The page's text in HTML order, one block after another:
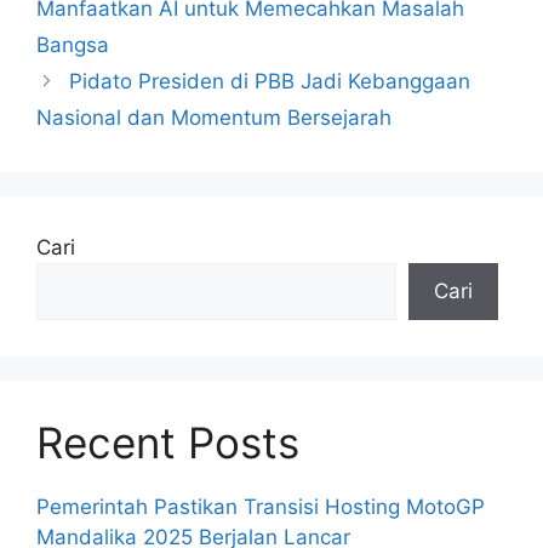
Manfaatkan AI untuk Memecahkan Masalah
Bangsa
Pidato Presiden di PBB Jadi Kebanggaan
Nasional dan Momentum Bersejarah
Cari
Cari
Recent Posts
Pemerintah Pastikan Transisi Hosting MotoGP
Mandalika 2025 Berjalan Lancar